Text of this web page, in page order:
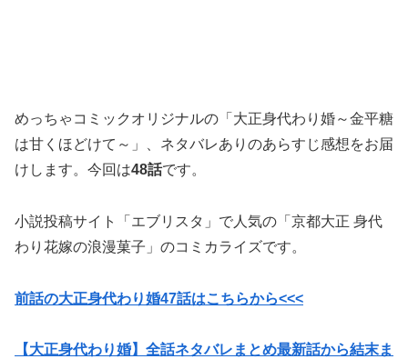
めっちゃコミックオリジナルの「大正身代わり婚～金平糖
は甘くほどけて～」、ネタバレありのあらすじ感想をお届
けします。今回は48話です。
小説投稿サイト「エブリスタ」で人気の「京都大正 身代
わり花嫁の浪漫菓子」のコミカライズです。
前話の大正身代わり婚47話はこちらから<<<
【大正身代わり婚】全話ネタバレまとめ最新話から結末ま